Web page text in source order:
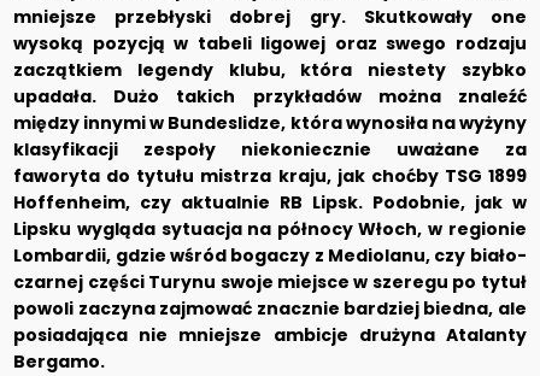
mniejsze przebłyski dobrej gry. Skutkowały one
wysoką pozycją w tabeli ligowej oraz swego rodzaju
zaczątkiem legendy klubu, która niestety szybko
upadała. Dużo takich przykładów można znaleźć
między innymi w Bundeslidze, która wynosiła na wyżyny
klasyfikacji zespoły niekoniecznie uważane za
faworyta do tytułu mistrza kraju, jak choćby TSG 1899
Hoffenheim, czy aktualnie RB Lipsk. Podobnie, jak w
Lipsku wygląda sytuacja na północy Włoch, w regionie
Lombardii, gdzie wśród bogaczy z Mediolanu, czy biało-
czarnej części Turynu swoje miejsce w szeregu po tytuł
powoli zaczyna zajmować znacznie bardziej biedna, ale
posiadająca nie mniejsze ambicje drużyna Atalanty
Bergamo.